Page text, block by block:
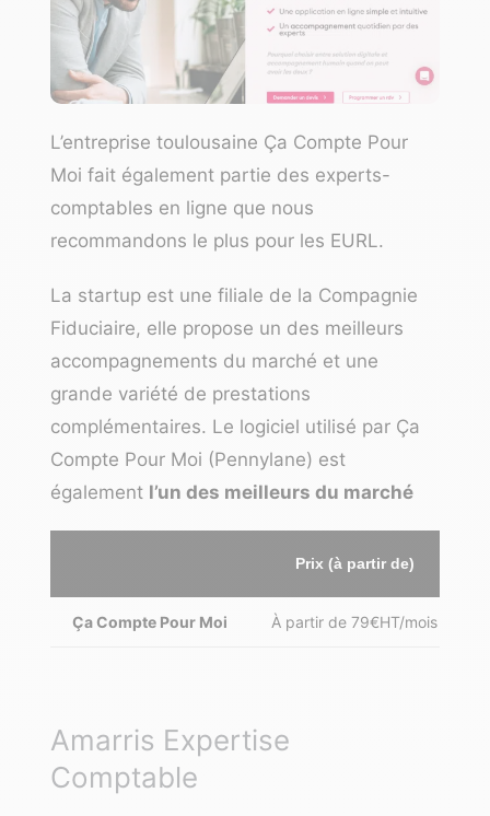
L’entreprise toulousaine Ça Compte Pour
Moi fait également partie des experts-
comptables en ligne que nous
recommandons le plus pour les EURL.
La startup est une filiale de la Compagnie
Fiduciaire, elle propose un des meilleurs
accompagnements du marché et une
grande variété de prestations
complémentaires. Le logiciel utilisé par Ça
Compte Pour Moi (Pennylane) est
également l’un des meilleurs du marché
Prix (à partir de)
Ça Compte Pour Moi À partir de 79€HT/mois
Amarris Expertise
Comptable